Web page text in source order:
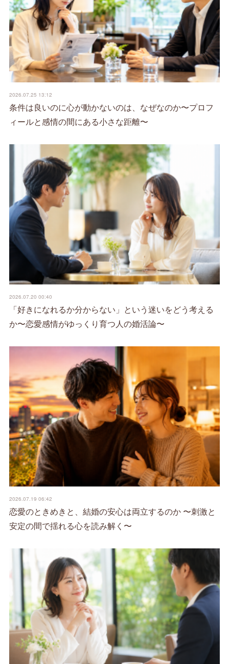
2026.07.25 13:12
条件は良いのに心が動かないのは、なぜなのか〜プロフ
ィールと感情の間にある小さな距離〜
2026.07.20 00:40
「好きになれるか分からない」という迷いをどう考える
か〜恋愛感情がゆっくり育つ人の婚活論〜
2026.07.19 06:42
恋愛のときめきと、結婚の安心は両立するのか 〜刺激と
安定の間で揺れる心を読み解く〜